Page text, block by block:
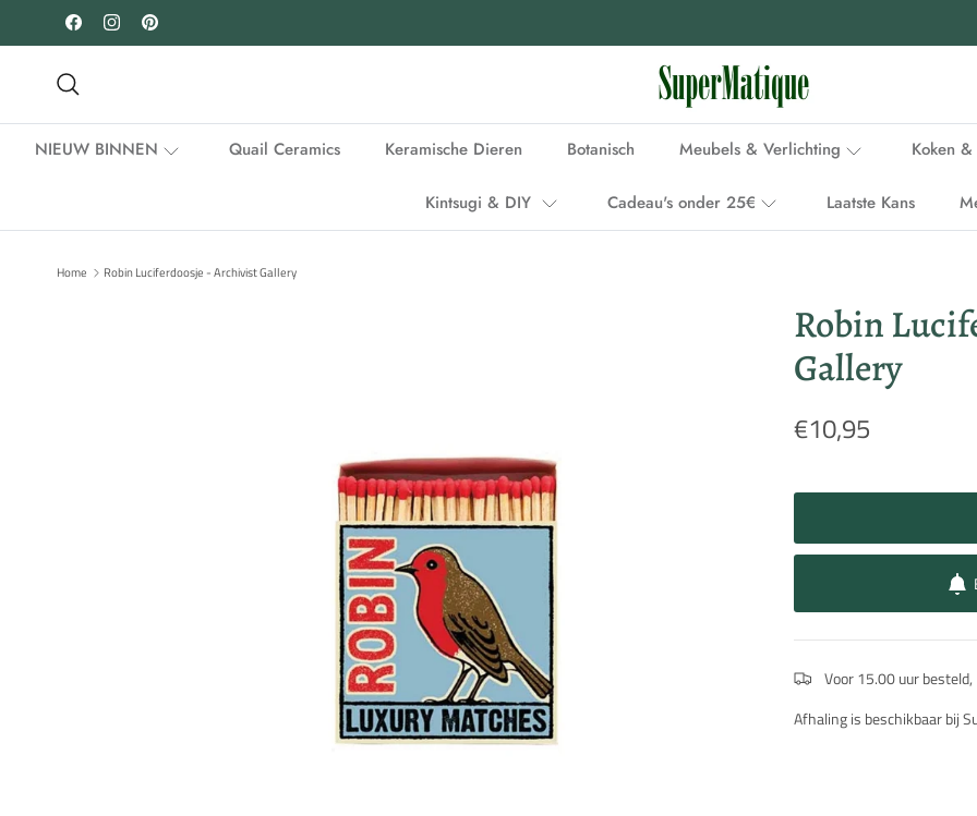
Ga naar inhoud
FacebookInstagramPinterest
NIEUW BINNEN Quail Ceramics Keramische Dieren Botanisch Meubels & Verlichting Koken
Kintsugi & DIY Cadeau's onder 25€ Laatste Kans
Home Robin Luciferdoosje - Archivist Gallery
Robin
Gallery
€10,95
Voor 15.00 uur
Afhaling is beschikbaar bij